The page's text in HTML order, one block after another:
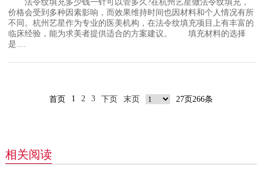
法令纹填充多少钱一针可以管多久?在杭州艺星做法令纹填充，
价格会受到多种因素影响，而效果维持时间也因材料和个人情况有所
不同。杭州艺星作为专业的医美机构，在法令纹填充项目上有丰富的
临床经验，能为求美者提供适合的方案建议。 填充材料的选择
是....
首页 1 2 3 下页 末页 27页266条
相关阅读